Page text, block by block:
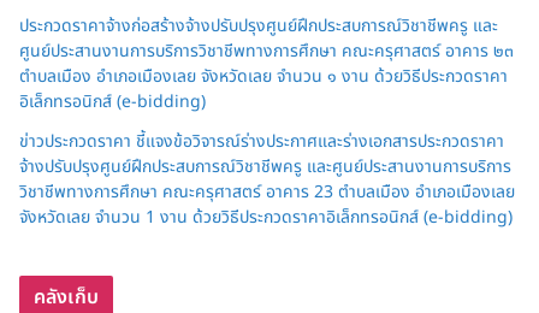
ประกวดราคาจ้างก่อสร้างจ้างปรับปรุงศูนย์ฝึกประสบการณ์วิชาชีพครู และ
ศูนย์ประสานงานการบริการวิชาชีพทางการศึกษา คณะครุศาสตร์ อาคาร ๒๓
ตำบลเมือง อำเภอเมืองเลย จังหวัดเลย จำนวน ๑ งาน ด้วยวิธีประกวดราคา
อิเล็กทรอนิกส์ (e-bidding)
ข่าวประกวดราคา ชี้แจงข้อวิจารณ์ร่างประกาศและร่างเอกสารประกวดราคา
จ้างปรับปรุงศูนย์ฝึกประสบการณ์วิชาชีพครู และศูนย์ประสานงานการบริการ
วิชาชีพทางการศึกษา คณะครุศาสตร์ อาคาร 23 ตำบลเมือง อำเภอเมืองเลย
จังหวัดเลย จำนวน 1 งาน ด้วยวิธีประกวดราคาอิเล็กทรอนิกส์ (e-bidding)
คลังเก็บ